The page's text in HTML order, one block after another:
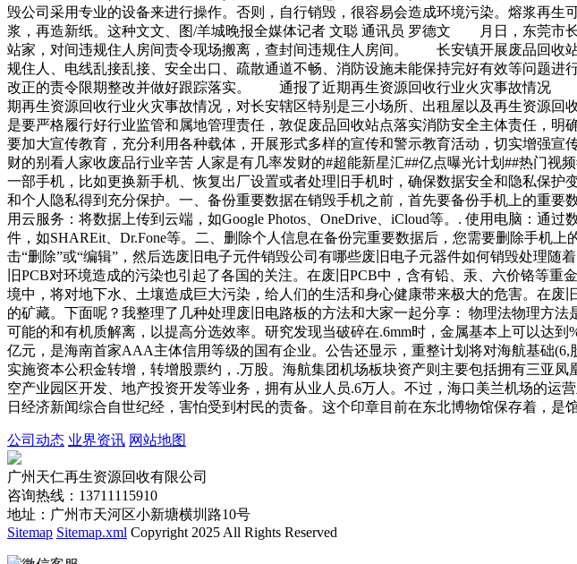
毁公司采用专业的设备来进行操作。否则，自行销毁，很容易会造成环境污染。熔浆再
浆，再造新纸。这种文文、图/羊城晚报全媒体记者 文聪 通讯员 罗德文 月日，东莞市
站家，对间违规住人房间责令现场搬离，查封间违规住人房间。 长安镇开展废品回
规住人、电线乱接乱接、安全出口、疏散通道不畅、消防设施未能保持完好有效等问题
改正的责令限期整改并做好跟踪落实。 通报了近期再生资源回收行业火灾事故情况
期再生资源回收行业火灾事故情况，对长安辖区特别是三小场所、出租屋以及再生资
是要严格履行好行业监管和属地管理责任，敦促废品回收站点落实消防安全主体责任，
要加大宣传教育，充分利用各种载体，开展形式多样的宣传和警示教育活动，切实增
财的别看人家收废品行业辛苦 人家是有几率发财的#超能新星汇##亿点曝光计划##热门
一部手机，比如更换新手机、恢复出厂设置或者处理旧手机时，确保数据安全和隐私保
和个人隐私得到充分保护。一、备份重要数据在销毁手机之前，首先要备份手机上的重
用云服务：将数据上传到云端，如Google Photos、OneDrive、iCloud等。. 使用电脑：通
件，如SHAREit、Dr.Fone等。二、删除个人信息在备份完重要数据后，您需要删除手机
击“删除”或“编辑”，然后选废旧电子元件销毁公司有哪些废旧电子元器件如何销毁处理
旧PCB对环境造成的污染也引起了各国的关注。在废旧PCB中，含有铅、汞、六价铬等
境中，将对地下水、土壤造成巨大污染，给人们的生活和身心健康带来极大的危害。在
的矿藏。下面呢？我整理了几种处理废旧电路板的方法和大家一起分享： 物理法物理方
可能的和有机质解离，以提高分选效率。研究发现当破碎在.6mm时，金属基本上可以达
亿元，是海南首家AAA主体信用等级的国有企业。公告还显示，重整计划将对海航基础
实施资本公积金转增，转增股票约，.万股。海航集团机场板块资产则主要包括拥有三亚
空产业园区开发、地产投资开发等业务，拥有从业人员.6万人。不过，海口美兰机场的
日经济新闻综合自世纪经，害怕受到村民的责备。这个印章目前在东北博物馆保存着，是
公司动态 业界资讯 网站地图
广州天仁再生资源回收有限公司
咨询热线：13711115910
地址：广州市天河区小新塘横圳路10号
Sitemap Sitemap.xml Copyright 2025 All Rights Reserved